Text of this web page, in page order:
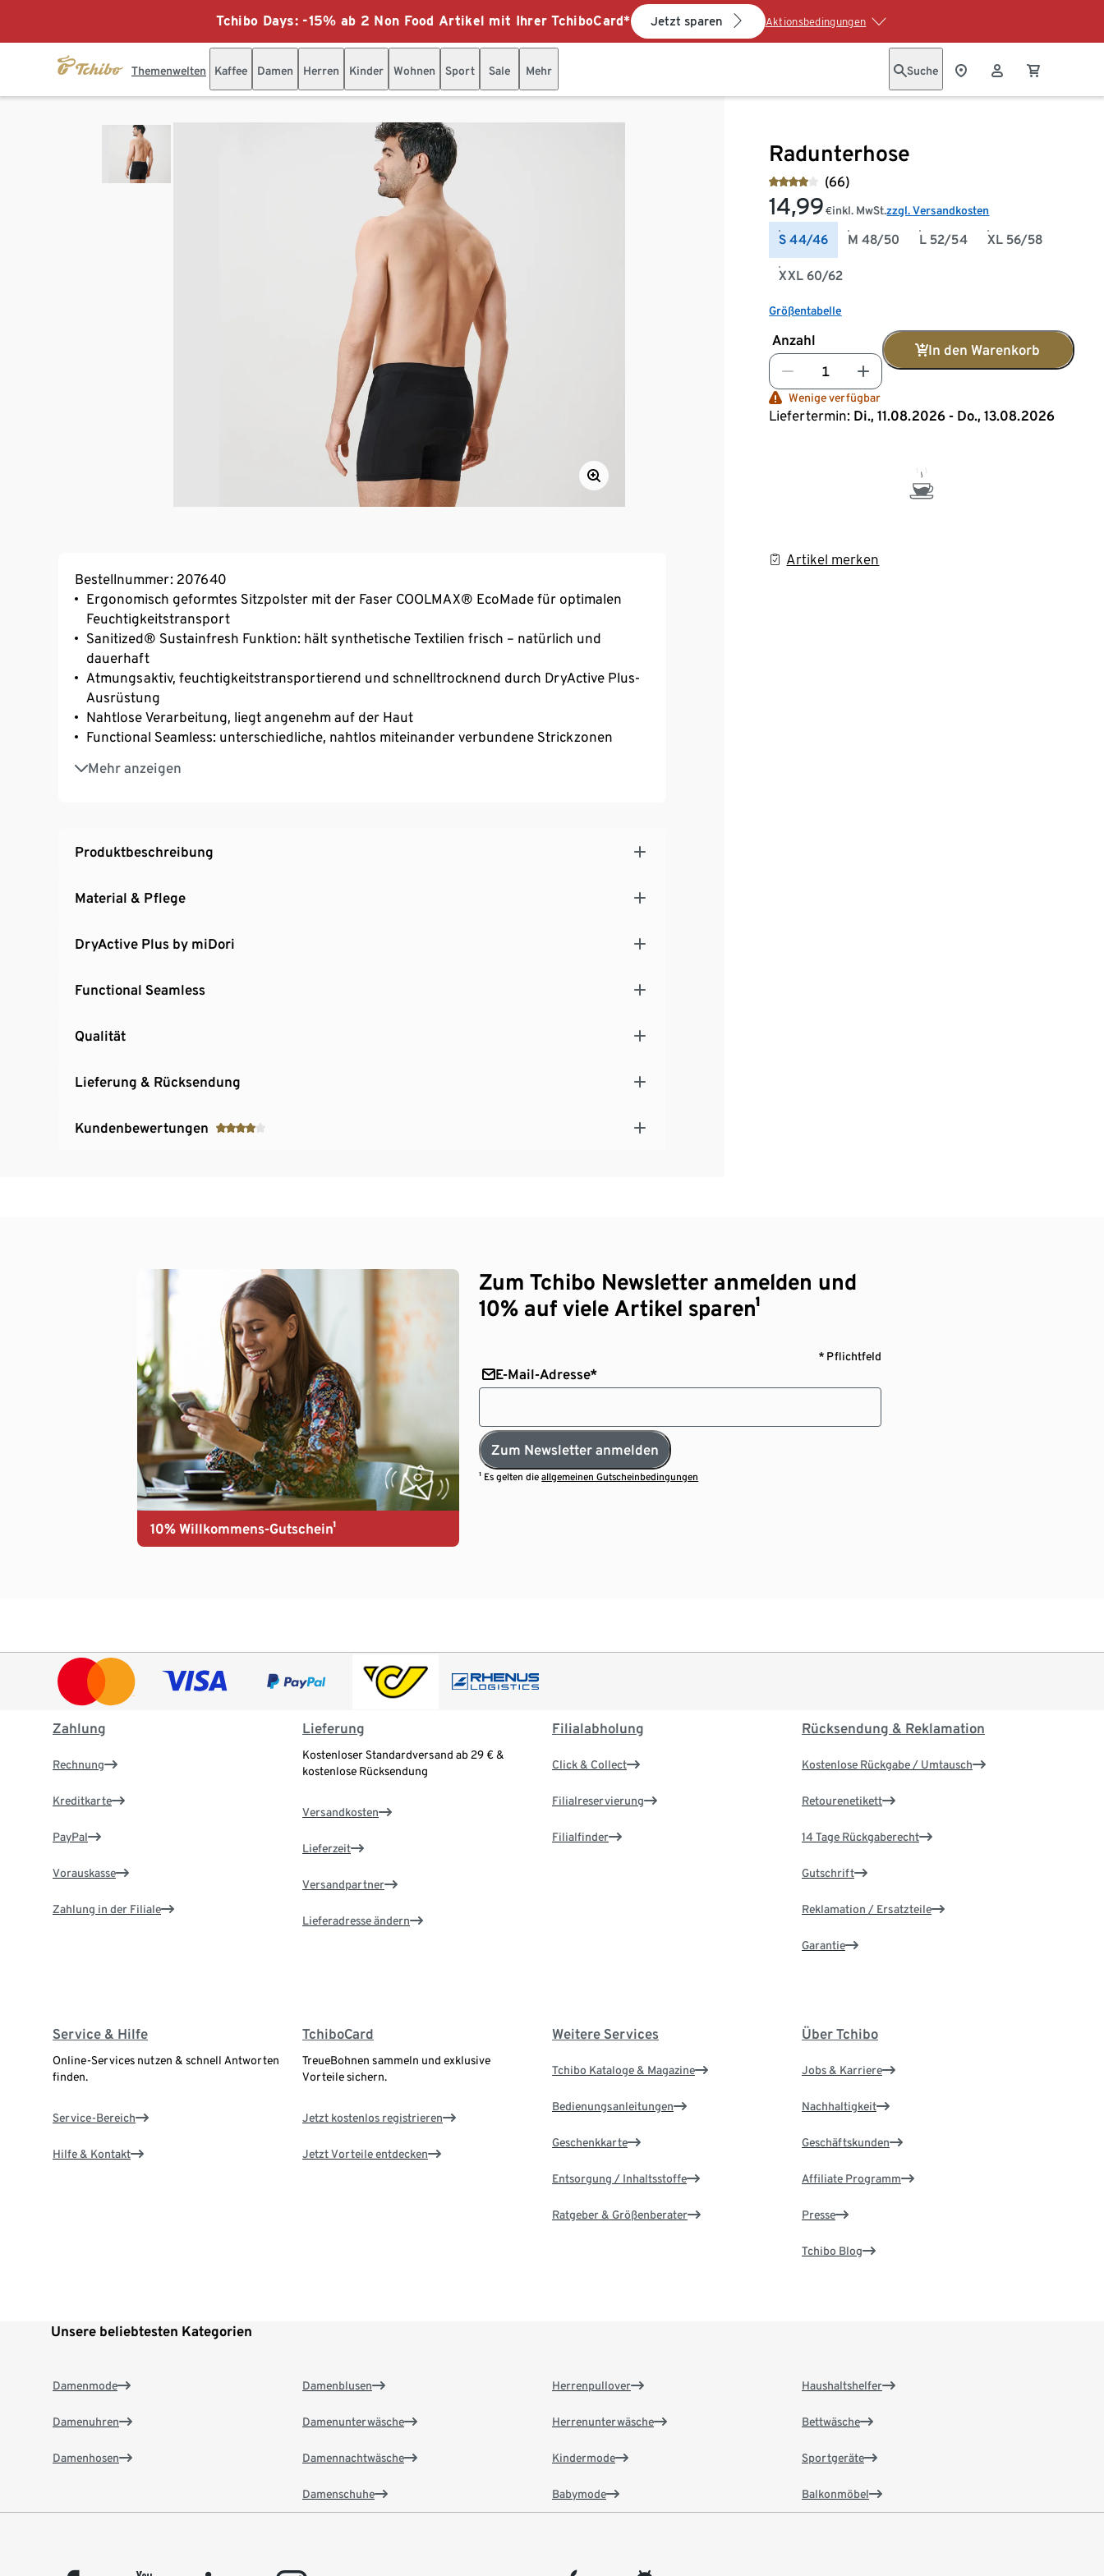
Tchibo Days: -15% ab 2 Non Food Artikel mit Ihrer TchiboCard* Jetzt sparen Aktionsbedingungen
Themenwelten Kaffee Damen Herren Kinder Wohnen Sport Sale Mehr Suche
Radunterhose
(66)
14,99 €inkl. MwSt.zzgl. Versandkosten
S 44/46 M 48/50 L 52/54 XL 56/58
XXL 60/62
Größentabelle
Anzahl
In den Warenkorb
Wenige verfügbar
Liefertermin: Di., 11.08.2026 - Do., 13.08.2026
Artikel merken
Bestellnummer: 207640
Ergonomisch geformtes Sitzpolster mit der Faser COOLMAX® EcoMade für optimalen
Feuchtigkeitstransport
Sanitized® Sustainfresh Funktion: hält synthetische Textilien frisch – natürlich und
dauerhaft
Atmungsaktiv, feuchtigkeitstransportierend und schnelltrocknend durch DryActive Plus-
Ausrüstung
Nahtlose Verarbeitung, liegt angenehm auf der Haut
Functional Seamless: unterschiedliche, nahtlos miteinander verbundene Strickzonen
Mehr anzeigen
Mit Markenelasthan: formbeständig, perfekter Sitz bei voller Bewegungsfreiheit
Produktbeschreibung
Material & Pflege
DryActive Plus by miDori
Functional Seamless
Qualität
Lieferung & Rücksendung
Kundenbewertungen
10% Willkommens-Gutschein¹
Zum Tchibo Newsletter anmelden und
10% auf viele Artikel sparen¹
* Pflichtfeld
E-Mail-Adresse*
Zum Newsletter anmelden
¹ Es gelten dieallgemeinen Gutscheinbedingungen
Zahlung
Rechnung
Kreditkarte
PayPal
Vorauskasse
Zahlung in der Filiale
Lieferung
Kostenloser Standardversand ab 29 € &
kostenlose Rücksendung
Versandkosten
Lieferzeit
Versandpartner
Lieferadresse ändern
Filialabholung
Click & Collect
Filialreservierung
Filialfinder
Rücksendung & Reklamation
Kostenlose Rückgabe / Umtausch
Retourenetikett
14 Tage Rückgaberecht
Gutschrift
Reklamation / Ersatzteile
Garantie
Service & Hilfe
Online-Services nutzen & schnell Antworten
finden.
Service-Bereich
Hilfe & Kontakt
TchiboCard
TreueBohnen sammeln und exklusive
Vorteile sichern.
Jetzt kostenlos registrieren
Jetzt Vorteile entdecken
Weitere Services
Tchibo Kataloge & Magazine
Bedienungsanleitungen
Geschenkkarte
Entsorgung / Inhaltsstoffe
Ratgeber & Größenberater
Über Tchibo
Jobs & Karriere
Nachhaltigkeit
Geschäftskunden
Affiliate Programm
Presse
Tchibo Blog
Unsere beliebtesten Kategorien
Damenmode
Damenuhren
Damenhosen
Damenblusen
Damenunterwäsche
Damennachtwäsche
Damenschuhe
Herrenpullover
Herrenunterwäsche
Kindermode
Babymode
Haushaltshelfer
Bettwäsche
Sportgeräte
Balkonmöbel